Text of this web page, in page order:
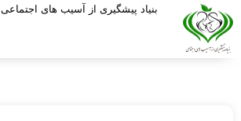
بنیاد پیشگیری از آسیب های اجتماعی